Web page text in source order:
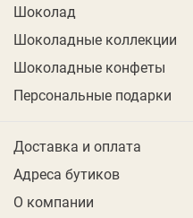
Шоколад
Шоколадные коллекции
Шоколадные конфеты
Персональные подарки
Доставка и оплата
Адреса бутиков
О компании